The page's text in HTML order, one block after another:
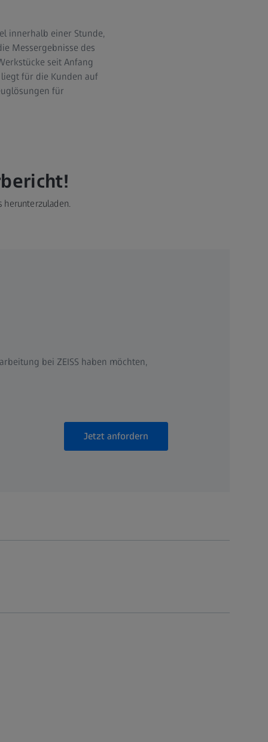
innerhalb einer Stunde,
Messergebnisse des
seit Anfang
liegt für die Kunden auf
für
herunterzuladen.
bei ZEISS haben möchten,
Jetzt anfordern